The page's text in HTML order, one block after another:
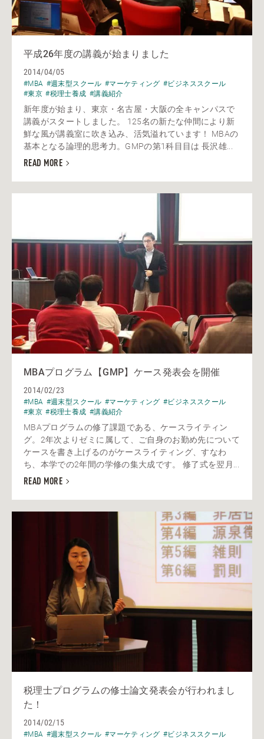
平成26年度の講義が始まりました
2014/04/05
#MBA #週末型スクール #マーケティング #ビジネススクール
#東京 #税理士養成 #講義紹介
新年度が始まり、東京・名古屋・大阪の全キャンパスで
講義がスタートしました。 125名の新たな仲間により新
鮮な風が講義室に吹き込み、活気溢れています！ MBAの
基本となる論理的思考力。GMPの第1科目目は 長沢雄...
READ MORE
MBAプログラム【GMP】ケース発表会を開催
2014/02/23
#MBA #週末型スクール #マーケティング #ビジネススクール
#東京 #税理士養成 #講義紹介
MBAプログラムの修了課題である、ケースライティン
グ。2年次よりゼミに属して、ご自身のお勤め先について
ケースを書き上げるのがケースライティング、すなわ
ち、本学での2年間の学修の集大成です。 修了式を翌月...
READ MORE
税理士プログラムの修士論文発表会が行われまし
た！
2014/02/15
#MBA #週末型スクール #マーケティング #ビジネススクール